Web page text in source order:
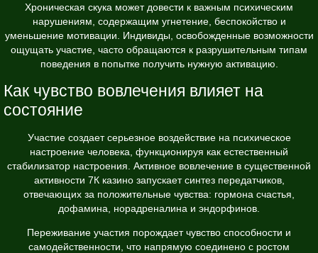
Хроническая скука может довести к важным психическим
нарушениям, содержащим угнетение, беспокойство и
уменьшение мотивации. Индивиды, освобожденные возможности
ощущать участие, часто обращаются к разрушительным типам
поведения в попытке получить нужную активацию.
Как чувство вовлечения влияет на
состояние
Участие создает серьезное воздействие на психическое
настроение человека, функционируя как естественный
стабилизатор настроения. Активное вовлечение в существенной
активности 7К казино запускает синтез передатчиков,
отвечающих за положительные чувства: гормона счастья,
дофамина, норадреналина и эндорфинов.
Переживание участия порождает чувство способности и
самодейственности, что напрямую соединено с ростом